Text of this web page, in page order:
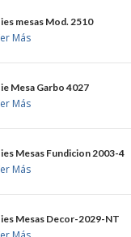
COCINA
DE COMPRA
mesas Mod. 2510
Más
Mesa Garbo 4027
Más
Mesas Fundicion 2003-4
Más
Mesas Decor-2029-NT